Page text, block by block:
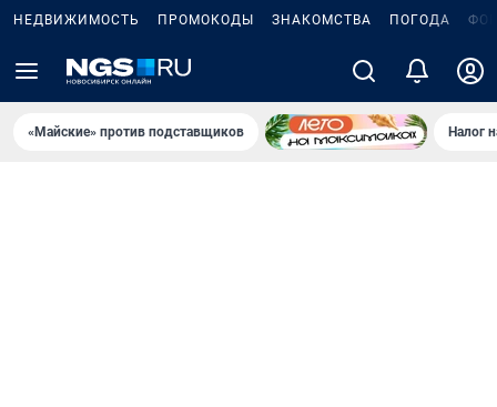
НЕДВИЖИМОСТЬ ПРОМОКОДЫ ЗНАКОМСТВА ПОГОДА
«Майские» против подставщиков Налог